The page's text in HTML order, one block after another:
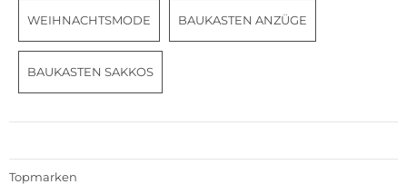
WEIHNACHTSMODE BAUKASTEN ANZÜGE
BAUKASTEN SAKKOS
Topmarken